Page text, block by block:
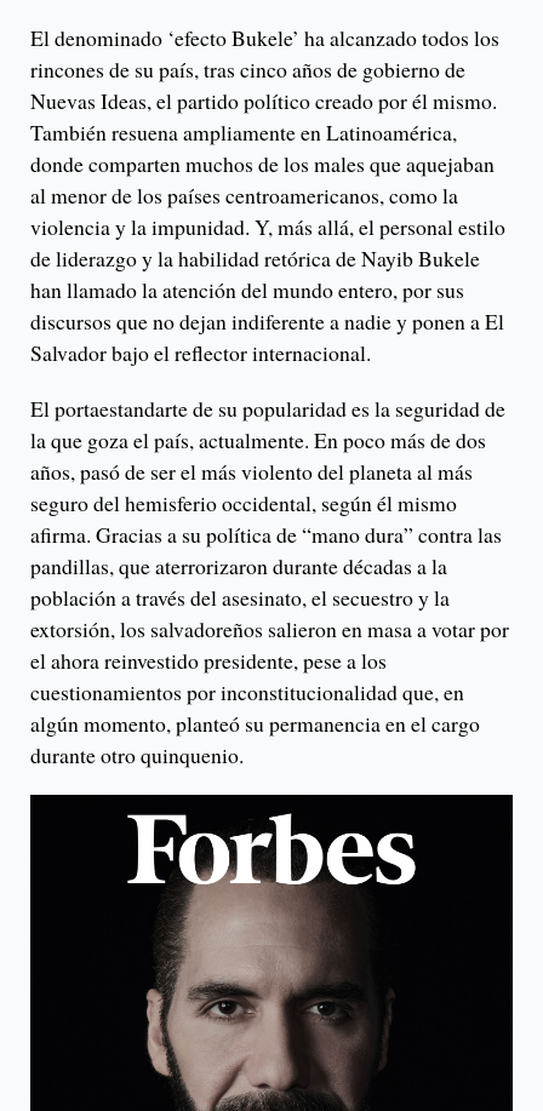
El denominado ‘efecto Bukele’ ha alcanzado todos los
rincones de su país, tras cinco años de gobierno de
Nuevas Ideas, el partido político creado por él mismo.
También resuena ampliamente en Latinoamérica,
donde comparten muchos de los males que aquejaban
al menor de los países centroamericanos, como la
violencia y la impunidad. Y, más allá, el personal estilo
de liderazgo y la habilidad retórica de Nayib Bukele
han llamado la atención del mundo entero, por sus
discursos que no dejan indiferente a nadie y ponen a El
Salvador bajo el reflector internacional.
El portaestandarte de su popularidad es la seguridad de
la que goza el país, actualmente. En poco más de dos
años, pasó de ser el más violento del planeta al más
seguro del hemisferio occidental, según él mismo
afirma. Gracias a su política de “mano dura” contra las
pandillas, que aterrorizaron durante décadas a la
población a través del asesinato, el secuestro y la
extorsión, los salvadoreños salieron en masa a votar por
el ahora reinvestido presidente, pese a los
cuestionamientos por inconstitucionalidad que, en
algún momento, planteó su permanencia en el cargo
durante otro quinquenio.